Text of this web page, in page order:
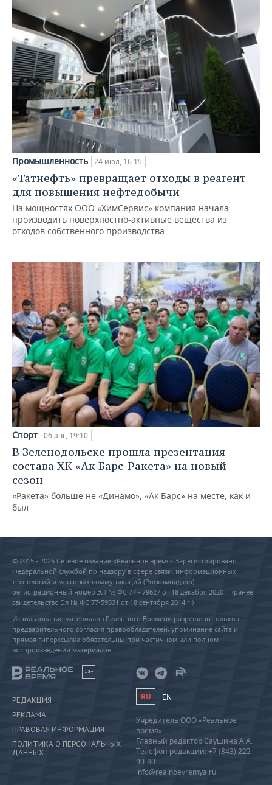
Промышленность 24 июл, 16:15
«Татнефть» превращает отходы в реагент
для повышения нефтедобычи
На мощностях ООО «ХимСервис» компания начала
производить поверхностно-активные вещества из
отходов собственного производства
Спорт 06 авг, 19:10
В Зеленодольске прошла презентация
состава ХК «Ак Барс-Ракета» на новый
сезон
«Ракета» больше не «Динамо», «Ак Барс» на месте, как и
был
© 2015 - 2026 Сетевое издание «Реальное время» Зарегистрировано
Федеральной службой по надзору в сфере связи, информационных
технологий и массовых коммуникаций (Роскомнадзор) –
регистрационный номер ЭЛ № ФС 77 - 79627 от 18 декабря 2020 г. (ранее
свидетельство Эл № ФС 77-59331 от 18 сентября 2014 г.)
Использование материалов Реального Времени разрешено только с
предварительного согласия правообладателей, упоминание сайта и
прямая гиперссылка обязательны при частичном или полном
воспроизведении материалов.
18+
РЕДАКЦИЯ
РЕКЛАМА
ПРАВОВАЯ ИНФОРМАЦИЯ
ПОЛИТИКА О ПЕРСОНАЛЬНЫХ
ДАННЫХ
RU EN
Учредитель ООО «Реальное
время»
Главный редактор Саушина А.А.
Телефон редакции: +7 (843) 222-
90-80
info@realnoevremya.ru